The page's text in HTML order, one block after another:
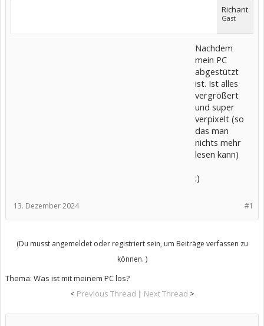
Richant
Gast
Nachdem
mein PC
abgestützt
ist. Ist alles
vergrößert
und super
verpixelt (so
das man
nichts mehr
lesen kann)
:)
#1
13. Dezember 2024
(Du musst angemeldet oder registriert sein, um Beiträge verfassen zu
können. )
Thema: Was ist mit meinem PC los?
< Previous Thread | Next Thread >